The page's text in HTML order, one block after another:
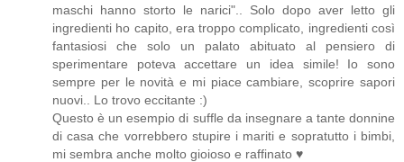
maschi hanno storto le narici".. Solo dopo aver letto gli
ingredienti ho capito, era troppo complicato, ingredienti così
fantasiosi che solo un palato abituato al pensiero di
sperimentare poteva accettare un idea simile! Io sono
sempre per le novità e mi piace cambiare, scoprire sapori
nuovi.. Lo trovo eccitante :)
Questo è un esempio di suffle da insegnare a tante donnine
di casa che vorrebbero stupire i mariti e sopratutto i bimbi,
mi sembra anche molto gioioso e raffinato ♥